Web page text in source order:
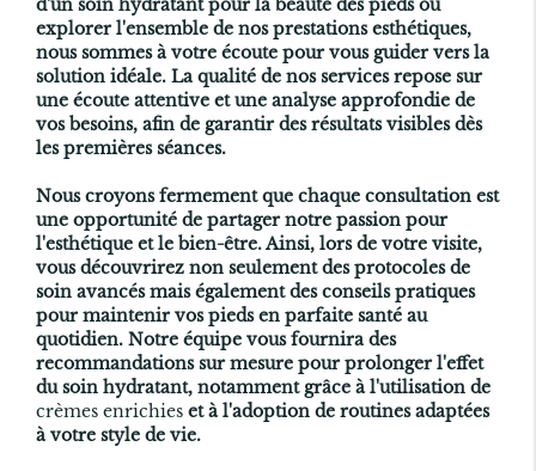
d'un soin hydratant pour la beauté des pieds ou
explorer l'ensemble de nos prestations esthétiques,
nous sommes à votre écoute pour vous guider vers la
solution idéale. La qualité de nos services repose sur
une écoute attentive et une analyse approfondie de
vos besoins, afin de garantir des résultats visibles dès
les premières séances.
Nous croyons fermement que chaque consultation est
une opportunité de partager notre passion pour
l'esthétique et le bien-être. Ainsi, lors de votre visite,
vous découvrirez non seulement des protocoles de
soin avancés mais également des conseils pratiques
pour maintenir vos pieds en parfaite santé au
quotidien. Notre équipe vous fournira des
recommandations sur mesure pour prolonger l'effet
du soin hydratant, notamment grâce à l'utilisation de
crèmes enrichies et à l'adoption de routines adaptées
à votre style de vie.